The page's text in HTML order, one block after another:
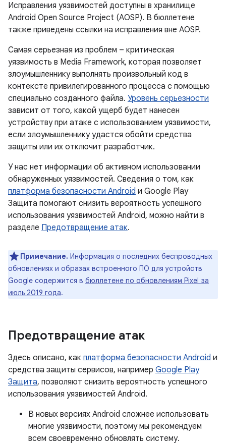
Исправления уязвимостей доступны в хранилище
Android Open Source Project (AOSP). В бюллетене
также приведены ссылки на исправления вне AOSP.
Самая серьезная из проблем – критическая
уязвимость в Media Framework, которая позволяет
злоумышленнику выполнять произвольный код в
контексте привилегированного процесса с помощью
специально созданного файла. Уровень серьезности
зависит от того, какой ущерб будет нанесен
устройству при атаке с использованием уязвимости,
если злоумышленнику удастся обойти средства
защиты или их отключит разработчик.
У нас нет информации об активном использовании
обнаруженных уязвимостей. Сведения о том, как
платформа безопасности Android и Google Play
Защита помогают снизить вероятность успешного
использования уязвимостей Android, можно найти в
разделе Предотвращение атак.
Примечание. Информация о последних беспроводных
обновлениях и образах встроенного ПО для устройств
Google содержится в бюллетене по обновлениям Pixel за
июль 2019 года.
Предотвращение атак
Здесь описано, как платформа безопасности Android и
средства защиты сервисов, например Google Play
Защита, позволяют снизить вероятность успешного
использования уязвимостей Android.
В новых версиях Android сложнее использовать
многие уязвимости, поэтому мы рекомендуем
всем своевременно обновлять систему.